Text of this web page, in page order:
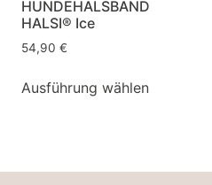
HUNDEHALSBAND
HALSI® Ice
54,90 €
Ausführung wählen